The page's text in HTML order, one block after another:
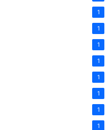
1
1
1
1
1
1
1
1